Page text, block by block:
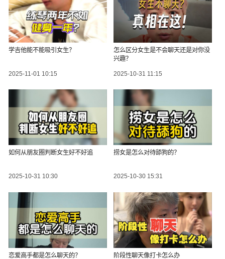
学吉他能不能吸引女生？
2025-11-01 10:15
怎么区分女生是不会聊天还是对你没
兴趣？
2025-10-31 11:15
如何从朋友圈判断女生好不好追
2025-10-31 10:30
捞女是怎么对待舔狗的？
2025-10-30 15:31
恋爱高手都是怎么聊天的？ 阶段性聊天像打卡怎么办